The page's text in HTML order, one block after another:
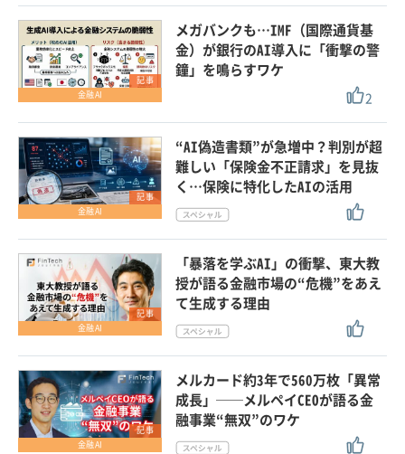
記事
金融AI
メガバンクも…IMF（国際通貨基
金）が銀行のAI導入に「衝撃の警
鐘」を鳴らすワケ
2
記事
金融AI
“AI偽造書類”が急増中？判別が超
難しい「保険金不正請求」を見抜
く…保険に特化したAIの活用
記事
金融AI
「暴落を学ぶAI」の衝撃、東大教
授が語る金融市場の“危機”をあえ
て生成する理由
記事
金融AI
メルカード約3年で560万枚「異常
成長」──メルペイCEOが語る金
融事業“無双”のワケ